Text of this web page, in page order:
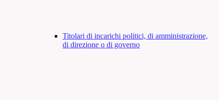
Titolari di incarichi politici, di amministrazione,
di direzione o di governo